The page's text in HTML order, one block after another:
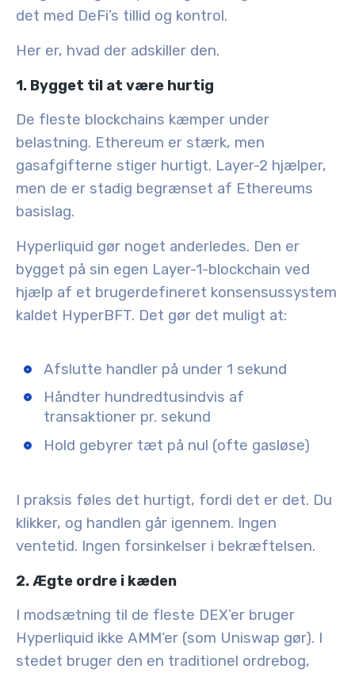
det med DeFi’s tillid og kontrol.
Her er, hvad der adskiller den.
1. Bygget til at være hurtig
De fleste blockchains kæmper under
belastning. Ethereum er stærk, men
gasafgifterne stiger hurtigt. Layer-2 hjælper,
men de er stadig begrænset af Ethereums
basislag.
Hyperliquid gør noget anderledes. Den er
bygget på sin egen Layer-1-blockchain ved
hjælp af et brugerdefineret konsensussystem
kaldet HyperBFT. Det gør det muligt at:
Afslutte handler på under 1 sekund
Håndter hundredtusindvis af
transaktioner pr. sekund
Hold gebyrer tæt på nul (ofte gasløse)
I praksis føles det hurtigt, fordi det er det. Du
klikker, og handlen går igennem. Ingen
ventetid. Ingen forsinkelser i bekræftelsen.
2. Ægte ordre i kæden
I modsætning til de fleste DEX’er bruger
Hyperliquid ikke AMM’er (som Uniswap gør). I
stedet bruger den en traditionel ordrebog,